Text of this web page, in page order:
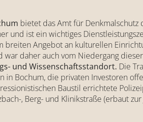
bietet das Amt für Denkmalschutz
und ist ein wichtiges
Angebot an kulturellen
war daher auch vom Niedergang
und Wissenschaftsstandort. Die
in Bochum, die privaten Investoren
Baustil errichtete
, Berg- und Klinikstraße (erbaut